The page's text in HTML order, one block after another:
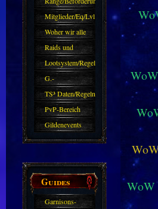
Mitglieder/Eq/Lvl
Woher wir alle
kommen.
Raids und
Zubehör
Lootsystem/Regeln
G.-
Sparkasse/Goldleihen
TS³ Daten/Regeln
PvP-Bereich
Gildenevents
Guides
Garnisons-
WoW